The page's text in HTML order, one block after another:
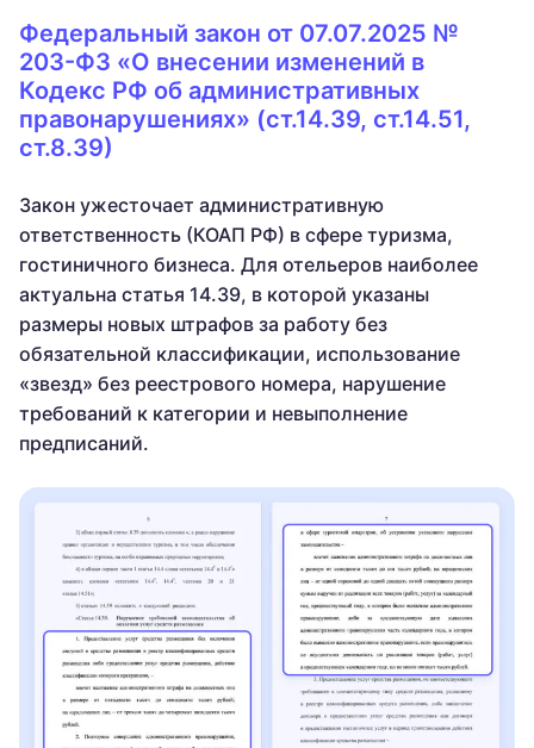
Федеральный закон от 07.07.2025 №
203-ФЗ «О внесении изменений в
Кодекс РФ об административных
правонарушениях» (ст.14.39, ст.14.51,
ст.8.39)
Закон ужесточает административную
ответственность (КОАП РФ) в сфере туризма,
гостиничного бизнеса. Для отельеров наиболее
актуальна статья 14.39, в которой указаны
размеры новых штрафов за работу без
обязательной классификации, использование
«звезд» без реестрового номера, нарушение
требований к категории и невыполнение
предписаний.